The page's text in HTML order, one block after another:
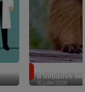
31 juillet 2026
d’initiative